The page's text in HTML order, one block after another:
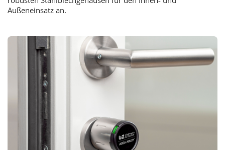
Außeneinsatz an.